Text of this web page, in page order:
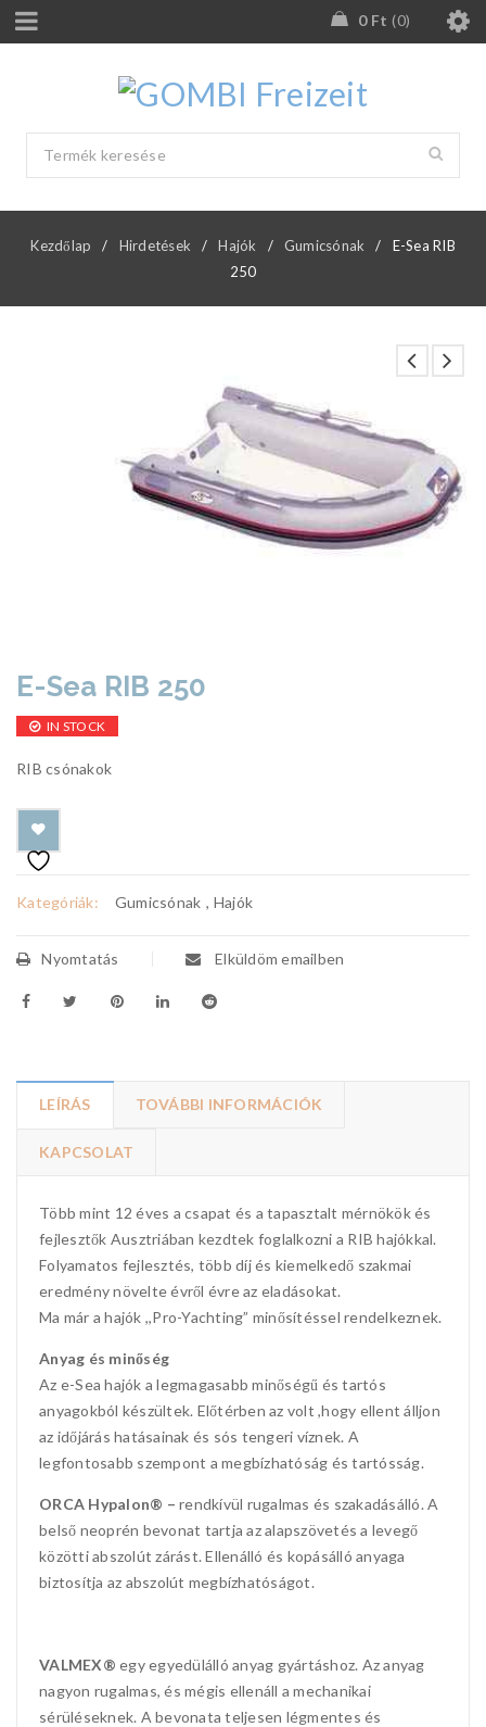
0 Ft 0
Kezdőlap / Hirdetések / Hajók / Gumicsónak /
E-Sea RIB
250
E-Sea RIB 250
IN STOCK
RIB csónakok
Kategóriák: Gumicsónak , Hajók
Nyomtatás Elküldöm emailben
LEÍRÁS TOVÁBBI INFORMÁCIÓK
KAPCSOLAT
Több mint 12 éves a csapat és a tapasztalt mérnökök és
fejlesztők Ausztriában kezdtek foglalkozni a RIB hajókkal.
Folyamatos fejlesztés, több díj és kiemelkedő szakmai
eredmény növelte évről évre az eladásokat.
Ma már a hajók ,,Pro-Yachting” minősítéssel rendelkeznek.
Anyag és minőség
Az e-Sea hajók a legmagasabb minőségű és tartós
anyagokból készültek. Előtérben az volt ,hogy ellent álljon
az időjárás hatásainak és sós tengeri víznek. A
legfontosabb szempont a megbízhatóság és tartósság.
ORCA Hypalon® – rendkívül rugalmas és szakadásálló. A
belső neoprén bevonat tartja az alapszövetés a levegő
közötti abszolút zárást. Ellenálló és kopásálló anyaga
biztosítja az abszolút megbízhatóságot.
VALMEX® egy egyedülálló anyag gyártáshoz. Az anyag
nagyon rugalmas, és mégis ellenáll a mechanikai
sérüléseknek. A bevonata teljesen légmentes és